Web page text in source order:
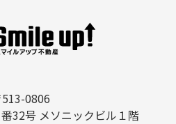
513-0806
32号 メソニックビル１階